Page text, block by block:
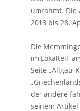
umrahmt. Die
2018 bis 28.
Die
im Lokalteil,
Seite „Allgäu-
der andere
seinem Artikel